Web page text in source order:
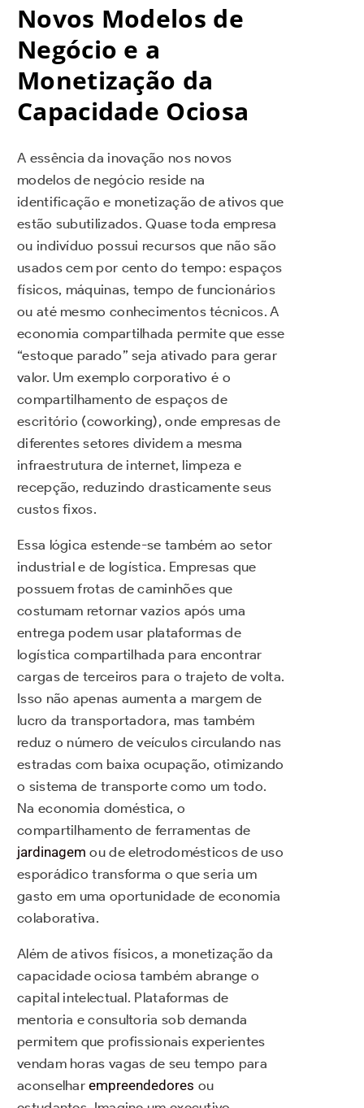
Novos Modelos de
Negócio e a
Monetização da
Capacidade Ociosa
A essência da inovação nos novos
modelos de negócio reside na
identificação e monetização de ativos que
estão subutilizados. Quase toda empresa
ou indivíduo possui recursos que não são
usados cem por cento do tempo: espaços
físicos, máquinas, tempo de funcionários
ou até mesmo conhecimentos técnicos. A
economia compartilhada permite que esse
“estoque parado” seja ativado para gerar
valor. Um exemplo corporativo é o
compartilhamento de espaços de
escritório (coworking), onde empresas de
diferentes setores dividem a mesma
infraestrutura de internet, limpeza e
recepção, reduzindo drasticamente seus
custos fixos.
Essa lógica estende-se também ao setor
industrial e de logística. Empresas que
possuem frotas de caminhões que
costumam retornar vazios após uma
entrega podem usar plataformas de
logística compartilhada para encontrar
cargas de terceiros para o trajeto de volta.
Isso não apenas aumenta a margem de
lucro da transportadora, mas também
reduz o número de veículos circulando nas
estradas com baixa ocupação, otimizando
o sistema de transporte como um todo.
Na economia doméstica, o
compartilhamento de ferramentas de
jardinagem ou de eletrodomésticos de uso
esporádico transforma o que seria um
gasto em uma oportunidade de economia
colaborativa.
Além de ativos físicos, a monetização da
capacidade ociosa também abrange o
capital intelectual. Plataformas de
mentoria e consultoria sob demanda
permitem que profissionais experientes
vendam horas vagas de seu tempo para
aconselharempreendedores ou